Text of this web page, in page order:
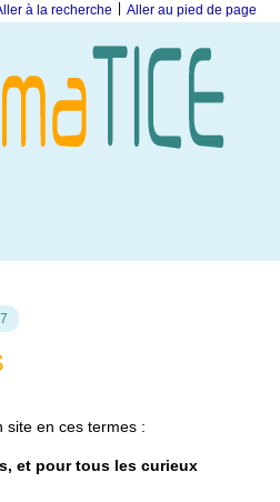
à la recherche Aller au pied de page
site en ces termes :
et pour tous les curieux